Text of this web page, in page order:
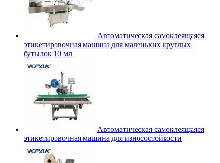
Автоматическая самоклеящаяся
этикетировочная машина для маленьких круглых
бутылок 10 мл
Автоматическая самоклеящаяся
этикетировочная машина для износостойкости